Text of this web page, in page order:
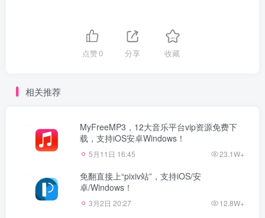
点赞0 分享 收藏
相关推荐
MyFreeMP3，12大音乐平台vip资源免费下
载，支持iOS安卓Windows！
5月11日 16:45 23.1W+
免翻直接上“pixiv站”，支持iOS/安
卓/Windows！
3月2日 20:27 12.8W+